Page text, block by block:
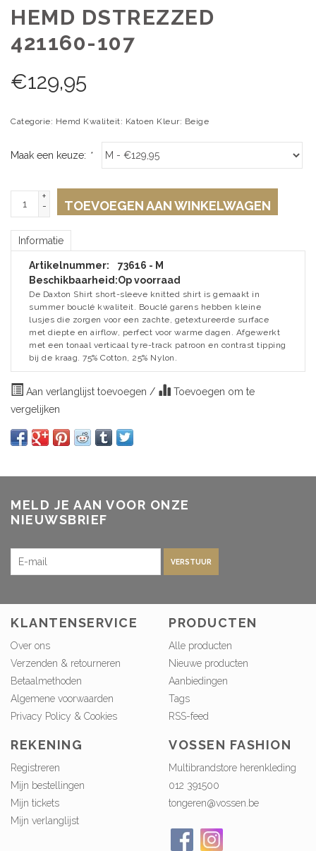
HEMD DSTREZZED
421160-107
€129,95
Categorie: Hemd Kwaliteit: Katoen Kleur: Beige
Maak een keuze: *
+
-
TOEVOEGEN AAN WINKELWAGEN
Informatie
Artikelnummer:
73616 - M
Beschikbaarheid:Op voorraad
De Daxton Shirt short-sleeve knitted shirt is gemaakt in
summer bouclé kwaliteit. Bouclé garens hebben kleine
lusjes die zorgen voor een zachte, getextureerde surface
met diepte en airflow, perfect voor warme dagen. Afgewerkt
met een tonaal verticaal tyre-track patroon en contrast tipping
bij de kraag. 75% Cotton, 25% Nylon.
Aan verlanglijst toevoegen /
Toevoegen om te
vergelijken
MELD JE AAN VOOR ONZE
NIEUWSBRIEF
VERSTUUR
KLANTENSERVICE
Over ons
Verzenden & retourneren
Betaalmethoden
Algemene voorwaarden
Privacy Policy & Cookies
PRODUCTEN
Alle producten
Nieuwe producten
Aanbiedingen
Tags
RSS-feed
REKENING
Registreren
Mijn bestellingen
Mijn tickets
Mijn verlanglijst
VOSSEN FASHION
Multibrandstore herenkleding
012 391500
tongeren@vossen.be